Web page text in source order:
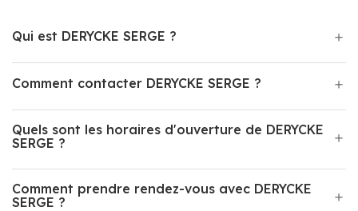
Qui est DERYCKE SERGE ?
Comment contacter DERYCKE SERGE ?
Quels sont les horaires d'ouverture de DERYCKE
SERGE ?
Comment prendre rendez-vous avec DERYCKE
SERGE ?